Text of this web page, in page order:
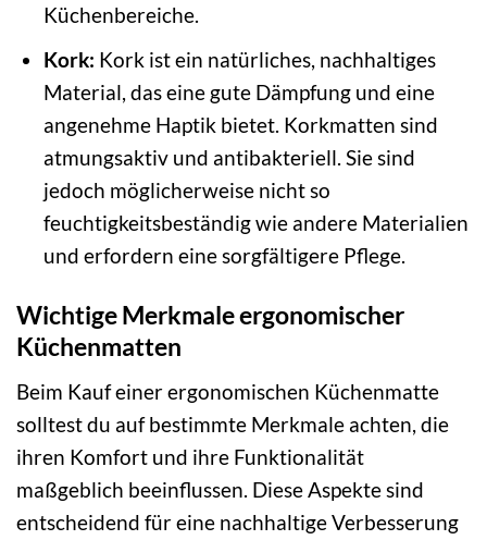
Küchenbereiche.
Kork: Kork ist ein natürliches, nachhaltiges
Material, das eine gute Dämpfung und eine
angenehme Haptik bietet. Korkmatten sind
atmungsaktiv und antibakteriell. Sie sind
jedoch möglicherweise nicht so
feuchtigkeitsbeständig wie andere Materialien
und erfordern eine sorgfältigere Pflege.
Wichtige Merkmale ergonomischer
Küchenmatten
Beim Kauf einer ergonomischen Küchenmatte
solltest du auf bestimmte Merkmale achten, die
ihren Komfort und ihre Funktionalität
maßgeblich beeinflussen. Diese Aspekte sind
entscheidend für eine nachhaltige Verbesserung